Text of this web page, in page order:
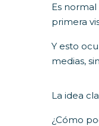
Es
primera
Y esto
medias,
La idea
¿Cómo